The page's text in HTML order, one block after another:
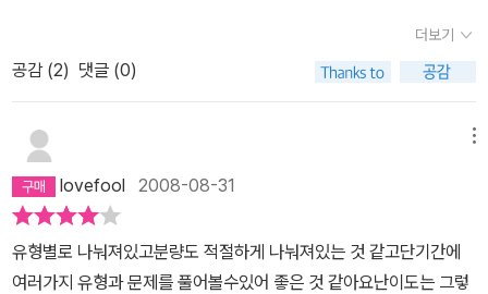
Start는 제목에서 보시듯이 확실히 Reading을 시작하는 분들을 위
해서는 좋은 책입니다. 초보~~가 보기에는 딱!TOEFL유형을 처음
접하시는 분들.한번쯤은 보시는 것도 괜찮을 듯 싶네요. 저에게는 그
렇게 유용한 책은 아니였던거 같아요. TOEFL를 준비하는 학생이 아
독해라는 것! 많이 많이 풀어보면 좋겠죠???ㅡ_ㅡ 특히 TOEFL를
공부하시는 분들에게는, 초보자로서, 괜찮은 책! 나머지분들은 아닙
니다.
더보기
공감 (2) 댓글 (0)
lovefool 2008-08-31
유형별로 나눠져있고분량도 적절하게 나눠져있는 것 같고단기간에
여러가지 유형과 문제를 풀어볼수있어 좋은 것 같아요난이도는 그렇